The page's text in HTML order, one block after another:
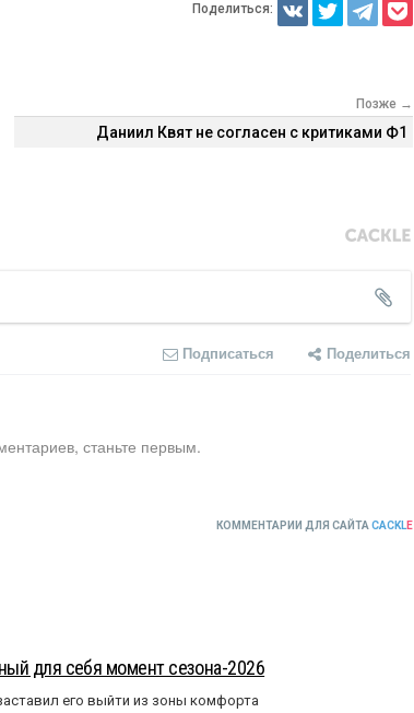
Поделиться:
Позже →
Даниил Квят не согласен с критиками Ф1
Подписаться Поделиться
станьте первым.
КОММЕНТАРИИ ДЛЯ САЙТА CACKLE
для себя момент сезона-2026
его выйти из зоны комфорта